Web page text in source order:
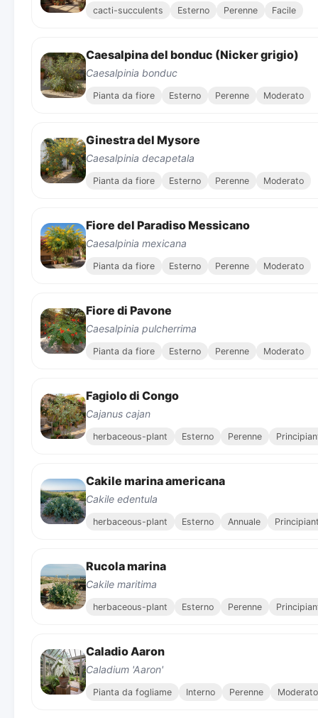
cacti-succulents Esterno Perenne Facile
Caesalpina del bonduc (Nicker grigio)
Caesalpinia bonduc
Pianta da fiore Esterno Perenne Moderato
Ginestra del Mysore
Caesalpinia decapetala
Pianta da fiore Esterno Perenne Moderato
Fiore del Paradiso Messicano
Caesalpinia mexicana
Pianta da fiore Esterno Perenne Moderato
Fiore di Pavone
Caesalpinia pulcherrima
Pianta da fiore Esterno Perenne Moderato
Fagiolo di Congo
Cajanus cajan
herbaceous-plant Esterno Perenne
Cakile marina americana
Cakile edentula
herbaceous-plant Esterno Annuale
Rucola marina
Cakile maritima
herbaceous-plant Esterno Perenne
Caladio Aaron
Caladium 'Aaron'
Pianta da fogliame Interno Perenne Moderato